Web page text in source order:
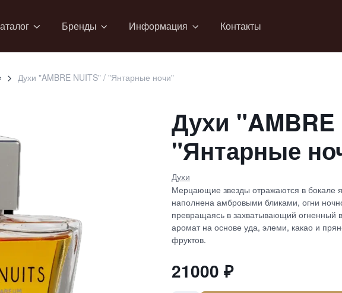
Бренды Информация Контакты
Духи "AMBRE NUITS" / "Янтарные ночи"
Духи "AMBRE
"Янтарные
Духи
Мерцающие звезды отражаются в бокале
наполнена амбровыми бликами, огни
превращаясь в захватывающий огненный
аромат на основе уда, элеми, какао и
фруктов.
21000 ₽